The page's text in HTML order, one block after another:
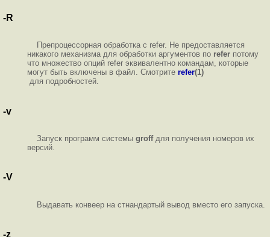
-R
Препроцессорная обработка с refer. Не предоставляется
никакого механизма для обработки аргументов по refer потому
что множество опций refer эквивалентно командам, которые
могут быть включены в файл. Смотрите refer(1)
для подробностей.
-v
Запуск программ системы groffдля получения номеров их
версий.
-V
Выдавать конвеер на стнандартый вывод вместо его запуска.
-z